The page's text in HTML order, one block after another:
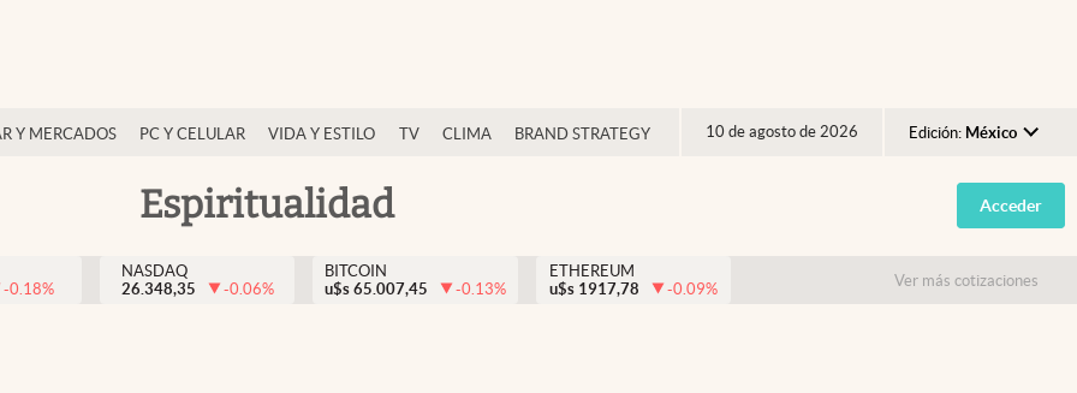
Y MERCADOS PC Y CELULAR VIDA Y ESTILO TV CLIMA BRAND STRATEGY 10 de agosto de 2026 Edición: México
Argentina
España
USA
Espiritualidad Acceder
-0.18%
NASDAQ
26.348,35
-0.06%
BITCOIN
u$s 65.007,45 -0.13%
ETHEREUM
u$s 1917,78 -0.09% Ver más cotizaciones